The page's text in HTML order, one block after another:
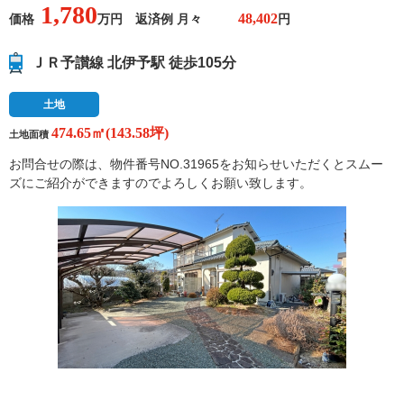
価格 1,780万円 返済例 月々 円
ＪＲ予讃線 北伊予駅 徒歩105分
土地
土地面積 474.65㎡(143.58坪)
お問合せの際は、物件番号NO.31965をお知らせいただくとスムー
ズにご紹介ができますのでよろしくお願い致します。